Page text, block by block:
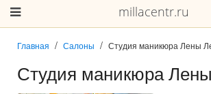
millacentr.ru
Главная Салоны Студия маникюра Лены
Студия маникюра